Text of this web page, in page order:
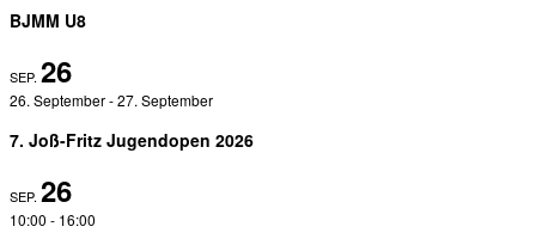
BJMM U8
SEP. 26
26. September-27. September
7. Joß-Fritz Jugendopen 2026
SEP. 26
10:00 - 16:00